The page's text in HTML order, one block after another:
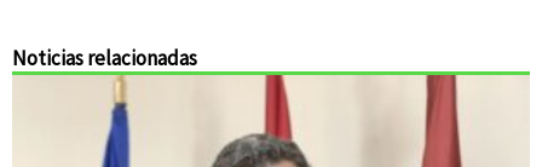
Noticias relacionadas